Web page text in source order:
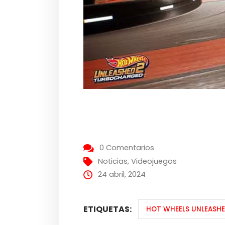
0 Comentarios
Noticias,Videojuegos
24 abril, 2024
ETIQUETAS: HOT WHEELS